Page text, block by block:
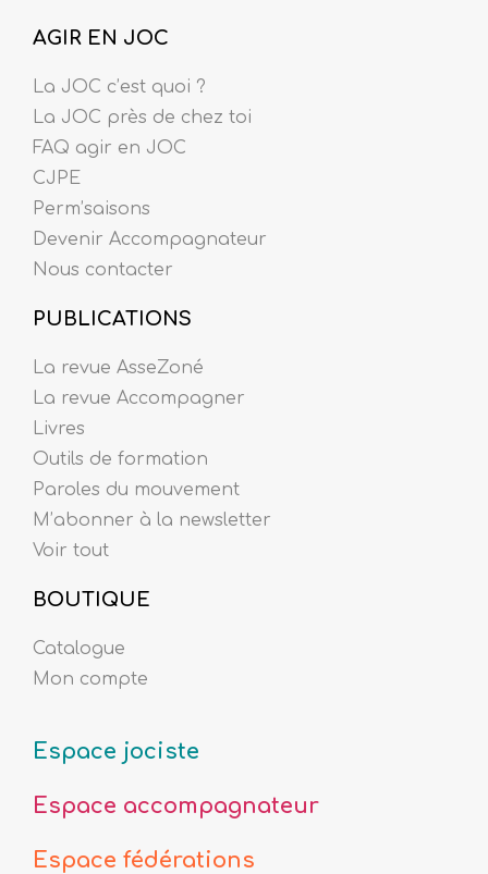
AGIR EN JOC
La JOC c’est quoi ?
La JOC près de chez toi
FAQ agir en JOC
CJPE
Perm’saisons
Devenir Accompagnateur
Nous contacter
PUBLICATIONS
La revue AsseZoné
La revue Accompagner
Livres
Outils de formation
Paroles du mouvement
M’abonner à la newsletter
Voir tout
BOUTIQUE
Catalogue
Mon compte
Espace jociste
Espace accompagnateur
Espace fédérations